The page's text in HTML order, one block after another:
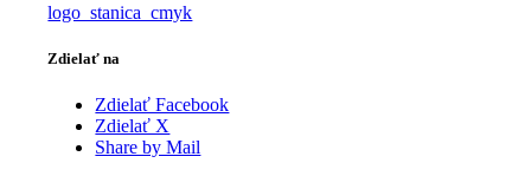
logo_stanica_cmyk
Zdielať na
Zdielať Facebook
Zdielať X
Share by Mail